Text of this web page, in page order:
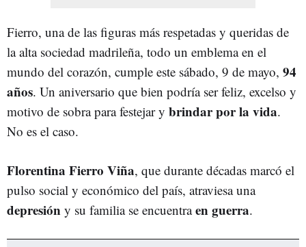
Fierro, una de las figuras más respetadas y queridas de
la alta sociedad madrileña, todo un emblema en el
mundo del corazón, cumple este sábado, 9 de mayo, 94
años. Un aniversario que bien podría ser feliz, excelso y
motivo de sobra para festejar y brindar por la vida.
No es el caso.
Florentina Fierro Viña, que durante décadas marcó el
pulso social y económico del país, atraviesa una
depresión y su familia se encuentraen guerra.